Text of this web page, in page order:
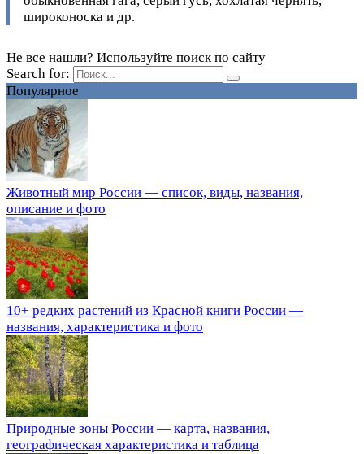
широконоска и др.
Не все нашли? Используйте поиск по сайту
Search for:
Популярное
Животный мир России — список, виды, названия,
описание и фото
10+ редких растений из Красной книги России —
названия, характеристика и фото
Природные зоны России — карта, названия,
географическая характеристика и таблица